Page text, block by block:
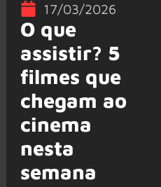
17/03/2026
O que
assistir? 5
filmes que
chegam ao
cinema
nesta
semana